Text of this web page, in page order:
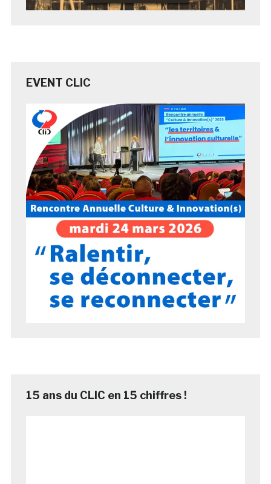
EVENT CLIC
15 ans du CLIC en 15 chiffres !